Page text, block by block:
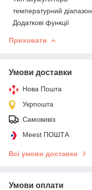
температурний діапазон
Додаткові функції
Приховати
Умови доставки
Нова Пошта
Укрпошта
Самовивіз
Meest ПОШТА
Всі умови доставки
Умови оплати